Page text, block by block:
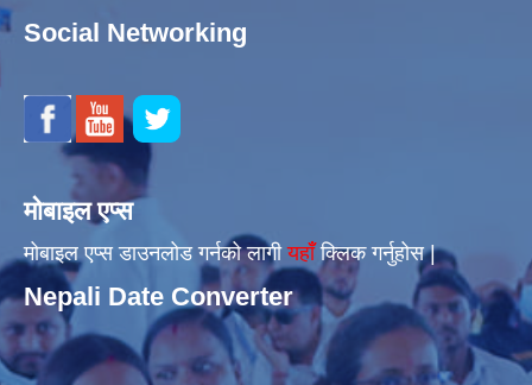
Social Networking
मोबाइल एप्स
मोबाइल एप्स डाउनलोड गर्नको लागीयहाँँक्लिक गर्नुहोस |
Nepali Date Converter